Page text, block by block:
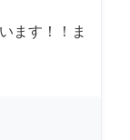
ます！！ま